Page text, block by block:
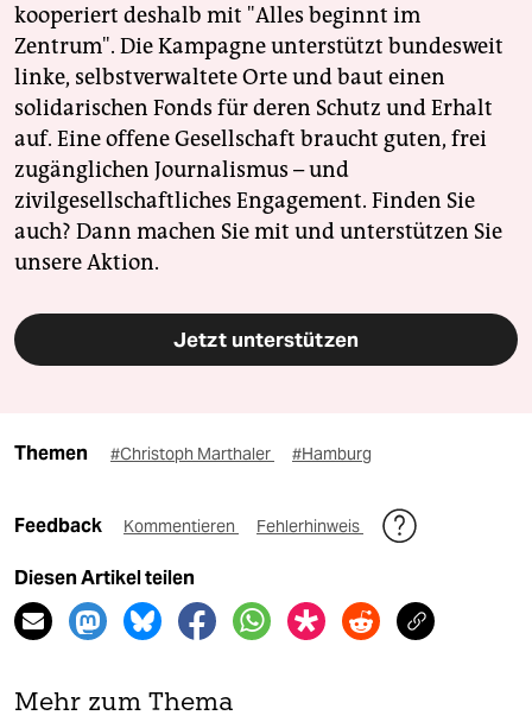
kooperiert deshalb mit "Alles beginnt im
Zentrum". Die Kampagne unterstützt bundesweit
linke, selbstverwaltete Orte und baut einen
solidarischen Fonds für deren Schutz und Erhalt
auf. Eine offene Gesellschaft braucht guten, frei
zugänglichen Journalismus – und
zivilgesellschaftliches Engagement. Finden Sie
auch? Dann machen Sie mit und unterstützen Sie
unsere Aktion.
Jetzt unterstützen
Themen #Christoph Marthaler #Hamburg
Feedback Kommentieren Fehlerhinweis
Diesen Artikel teilen
Mehr zum Thema